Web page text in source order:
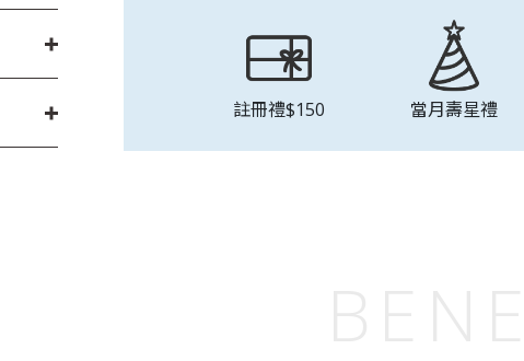
註冊禮$150 當月壽星禮